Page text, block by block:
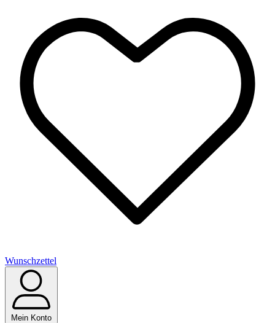
Wunschzettel
Mein Konto